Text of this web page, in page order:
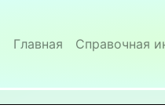
Главная Справочная